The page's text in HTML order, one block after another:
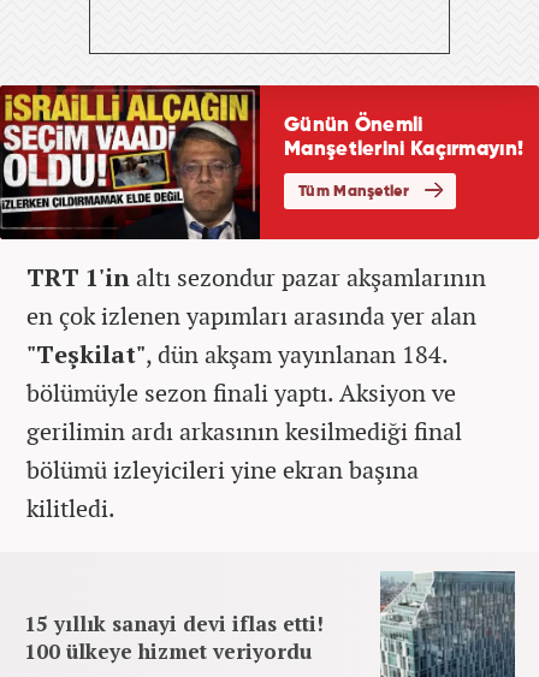
TRT 1'inaltı sezondur pazar akşamlarının
en çok izlenen yapımları arasında yer alan
"Teşkilat", dün akşam yayınlanan 184.
bölümüyle sezon finali yaptı. Aksiyon ve
gerilimin ardı arkasının kesilmediği final
bölümü izleyicileri yine ekran başına
kilitledi.
15 yıllık sanayi devi iflas etti!
100 ülkeye hizmet veriyordu